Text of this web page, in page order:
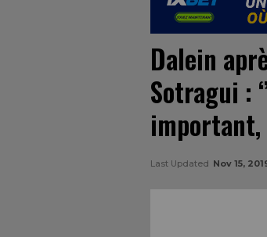
Dalein
Sotragui :
important,
Last Updated Nov 15,